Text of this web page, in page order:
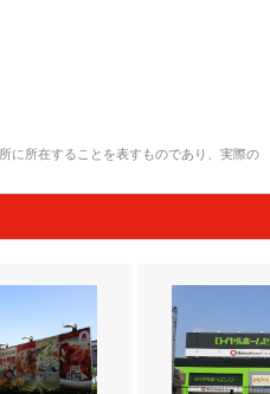
に所在することを表すものであり、実際の